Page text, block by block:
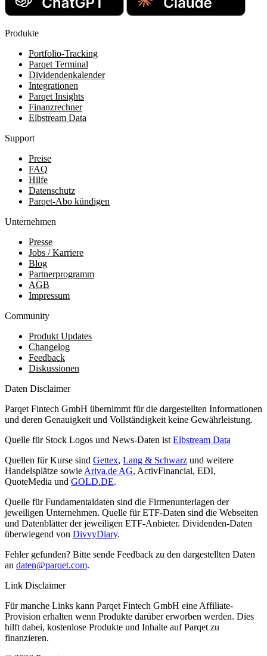
Produkte
Portfolio-Tracking
Parqet Terminal
Dividendenkalender
Integrationen
Parqet Insights
Finanzrechner
Elbstream Data
Support
Preise
FAQ
Hilfe
Datenschutz
Parqet-Abo kündigen
Unternehmen
Presse
Jobs / Karriere
Blog
Partnerprogramm
AGB
Impressum
Community
Produkt Updates
Changelog
Feedback
Diskussionen
Daten Disclaimer
Parqet Fintech GmbH übernimmt für die dargestellten Informationen
und deren Genauigkeit und Vollständigkeit keine Gewährleistung.
Quelle für Stock Logos und News-Daten ist Elbstream Data
Quellen für Kurse sind Gettex, Lang & Schwarz und weitere
Handelsplätze sowie Ariva.de AG, ActivFinancial, EDI,
QuoteMedia und GOLD.DE.
Quelle für Fundamentaldaten sind die Firmenunterlagen der
jeweiligen Unternehmen. Quelle für ETF-Daten sind die Webseiten
und Datenblätter der jeweiligen ETF-Anbieter. Dividenden-Daten
überwiegend von DivvyDiary.
Fehler gefunden? Bitte sende Feedback zu den dargestellten Daten
an daten@parqet.com.
Link Disclaimer
Für manche Links kann Parqet Fintech GmbH eine Affiliate-
Provision erhalten wenn Produkte darüber erworben werden. Dies
hilft dabei, kostenlose Produkte und Inhalte auf Parqet zu
finanzieren.